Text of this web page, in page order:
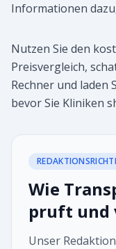
Informationen
Nutzen Sie den
Preisvergleich,
Rechner und laden
bevor Sie Kliniken
Wie
pruft und
Unser